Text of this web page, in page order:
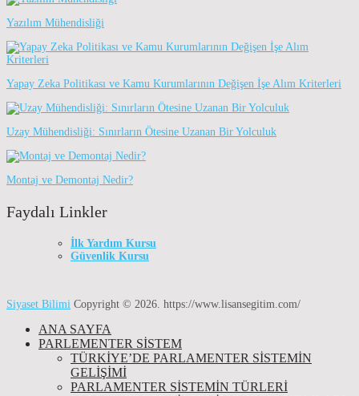
Yazılım Mühendisliği
Yapay Zeka Politikası ve Kamu Kurumlarının Değişen İşe Alım Kriterleri
Uzay Mühendisliği: Sınırların Ötesine Uzanan Bir Yolculuk
Montaj ve Demontaj Nedir?
Faydalı Linkler
İlk Yardım Kursu
Güvenlik Kursu
Siyaset Bilimi Copyright © 2026. https://www.lisansegitim.com/
ANA SAYFA
PARLEMENTER SİSTEM
TÜRKIYE’DE PARLAMENTER SISTEMIN
GELIŞIMI
PARLAMENTER SİSTEMİN TÜRLERİ